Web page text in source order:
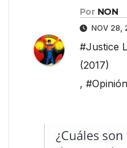
Por NON
NOV 28,
#Justice
(2017)
, #Opinión